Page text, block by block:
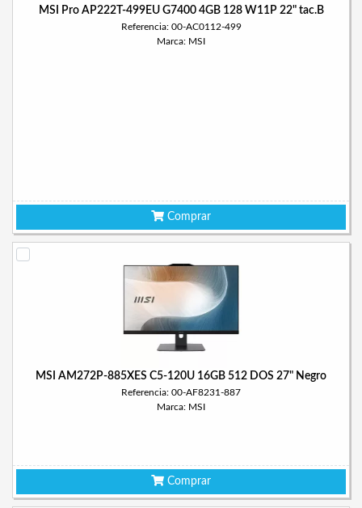
MSI Pro AP222T-499EU G7400 4GB 128 W11P 22" tac.B
Referencia: 00-AC0112-499
Marca: MSI
Comprar
MSI AM272P-885XES C5-120U 16GB 512 DOS 27" Negro
Referencia: 00-AF8231-887
Marca: MSI
Comprar